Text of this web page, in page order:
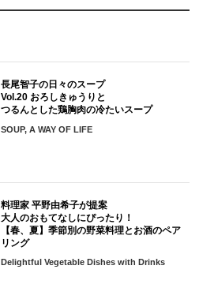
長尾智子の日々のスープ
Vol.20 おろしきゅうりと
つるんとした鶏胸肉の冷たいスープ
SOUP, A WAY OF LIFE
料理家 平野由希子が提案
大人のおもてなしにぴったり！
【春、夏】季節別の野菜料理とお酒のペア
リング
Delightful Vegetable Dishes with Drinks